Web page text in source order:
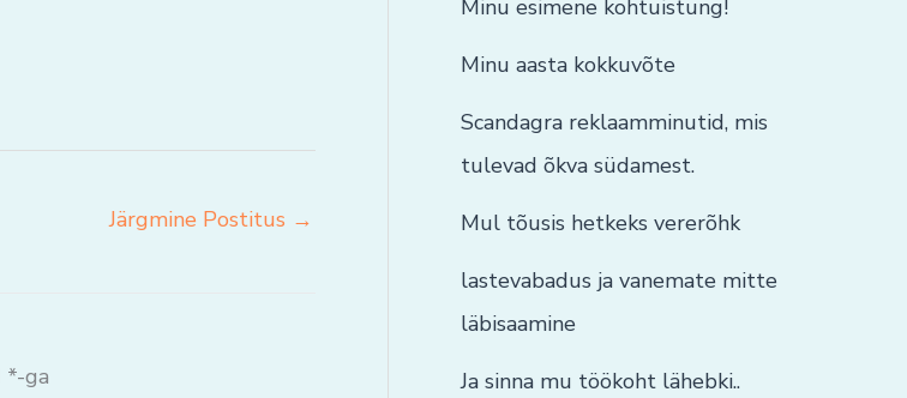
Järgmine Postitus →
*-ga
Minu esimene kohtuistung!
Minu aasta kokkuvõte
Scandagra reklaamminutid, mis
tulevad õkva südamest.
Mul tõusis hetkeks vererõhk
lastevabadus ja vanemate mitte
läbisaamine
Ja sinna mu töökoht lähebki..